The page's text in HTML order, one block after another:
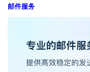
邮件服务